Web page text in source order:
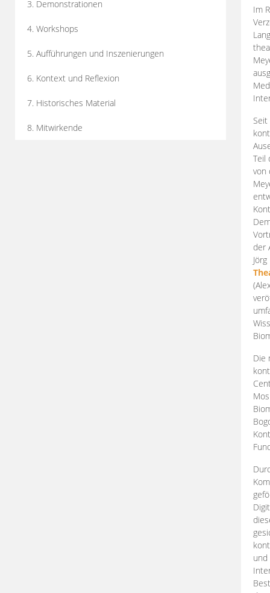
3. Demonstrationen
4. Workshops
5. Aufführungen und Inszenierungen
6. Kontext und Reflexion
7. Historisches Material
8. Mitwirkende
Im
Teil
von
der
Die